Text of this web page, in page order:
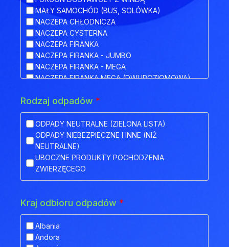
MAŁY SAMOCHÓD (BUS, SOLÓWKA)
NACZEPA CHŁODNICZA
NACZEPA CYSTERNA
NACZEPA FIRANKA
NACZEPA FIRANKA - JUMBO
NACZEPA FIRANKA - MEGA
NACZEPA FIRANKA MEGA (DWUPOZIOMOWA)
NACZEPA HAKOWA Z PRZYCZEPĄ
NACZEPA IZOTERMA
NACZEPA KŁONICOWA
NACZEPA KONTENEROWA
NACZEPA MEGA (NISKOPODWOZIOWA)
NACZEPA NISKOPODWOZIOWA
NACZEPA NISKOPODWOZIOWA Z OBNIŻONYM
POKŁADEM
NACZEPA PLATFORMA
NACZEPA PLATFORMOWA BDF
NACZEPA PRZEZNACZONA DO TRANSPORTU
ZWIERZĄT
Rodzaj odpadów *
ODPADY NEUTRALNE (ZIELONA LISTA)
ODPADY NIEBEZPIECZNE I INNE (NIŻ
NEUTRALNE)
UBOCZNE PRODUKTY POCHODZENIA
ZWIERZĘCEGO
Kraj odbioru odpadów *
Albania
Andora